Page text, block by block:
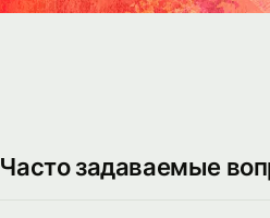
Часто задаваемые